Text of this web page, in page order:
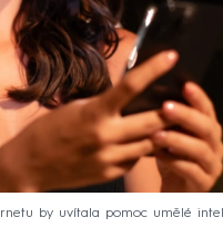
by uvítala pomoc umělé